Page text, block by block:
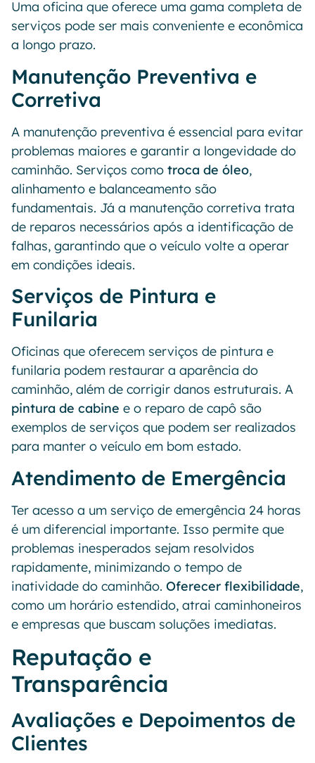
Uma oficina que oferece uma gama completa de
serviços pode ser mais conveniente e econômica
a longo prazo.
Manutenção Preventiva e
Corretiva
A manutenção preventiva é essencial para evitar
problemas maiores e garantir a longevidade do
caminhão. Serviços como troca de óleo,
alinhamento e balanceamento são
fundamentais. Já a manutenção corretiva trata
de reparos necessários após a identificação de
falhas, garantindo que o veículo volte a operar
em condições ideais.
Serviços de Pintura e
Funilaria
Oficinas que oferecem serviços de pintura e
funilaria podem restaurar a aparência do
caminhão, além de corrigir danos estruturais. A
pintura de cabine e o reparo de capô são
exemplos de serviços que podem ser realizados
para manter o veículo em bom estado.
Atendimento de Emergência
Ter acesso a um serviço de emergência 24 horas
é um diferencial importante. Isso permite que
problemas inesperados sejam resolvidos
rapidamente, minimizando o tempo de
inatividade do caminhão. Oferecer flexibilidade,
como um horário estendido, atrai caminhoneiros
e empresas que buscam soluções imediatas.
Reputação e
Transparência
Avaliações e Depoimentos de
Clientes